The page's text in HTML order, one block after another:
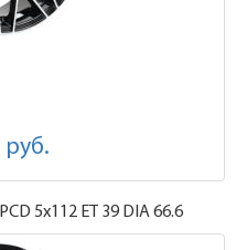
руб.
PCD 5x112 ET 39 DIA 66.6